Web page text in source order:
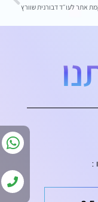
אתר לעו״ד דבורנית שוורץ